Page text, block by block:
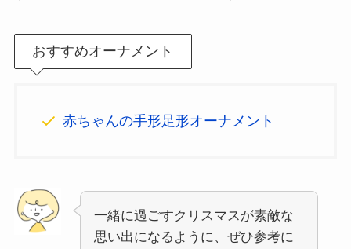
おすすめオーナメント
赤ちゃんの手形足形オーナメント
一緒に過ごすクリスマスが素敵な
思い出になるように、ぜひ参考に